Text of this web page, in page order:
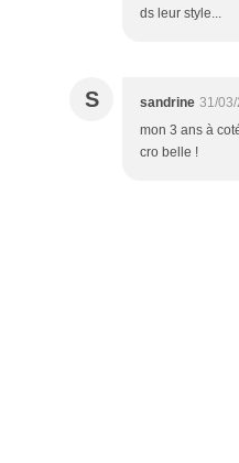
ds leur style...
S sandrine 31/
mon 3 ans à
cro belle !